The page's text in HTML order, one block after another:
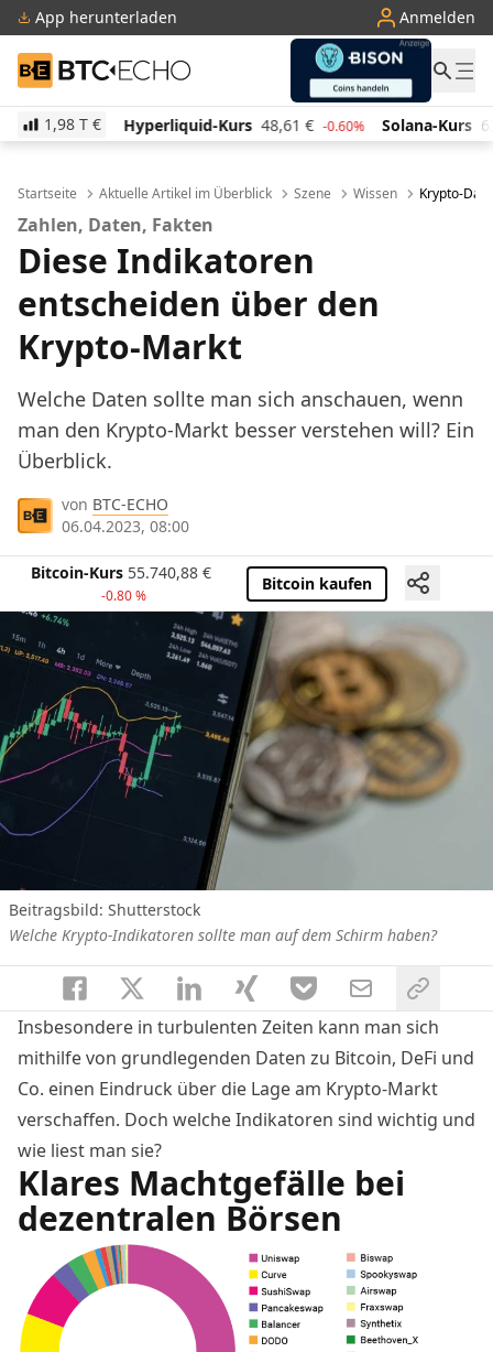
App herunterladen Anmelden
BTC-ECHO
1,98 T €
Hyperliquid-Kurs 48,61 € -0.60% Solana-Kurs 63,12 € -1.40%
Startseite Aktuelle Artikel im Überblick Szene Wissen Krypto-
Zahlen, Daten, Fakten
Diese Indikatoren
entscheiden über den
Krypto-Markt
Welche Daten sollte man sich anschauen, wenn
man den Krypto-Markt besser verstehen will? Ein
Überblick.
von BTC-ECHO
06.04.2023, 08:00
Bitcoin-Kurs 55.740,88 €
-0.80 %
Bitcoin kaufen
Beitragsbild: Shutterstock
Welche Krypto-Indikatoren sollte man auf dem Schirm haben?
Insbesondere in turbulenten Zeiten kann man sich
mithilfe von grundlegenden Daten zu Bitcoin, DeFi und
Co. einen Eindruck über die Lage am Krypto-Markt
verschaffen. Doch welche Indikatoren sind wichtig und
wie liest man sie?
Klares Machtgefälle bei
dezentralen Börsen